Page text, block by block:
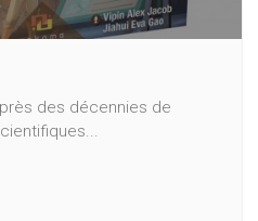
des décennies de